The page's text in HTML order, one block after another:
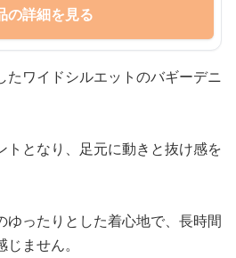
の詳細を見る
たワイドシルエットのバギーデニ
トとなり、足元に動きと抜け感を
ゆったりとした着心地で、長時間
ません。